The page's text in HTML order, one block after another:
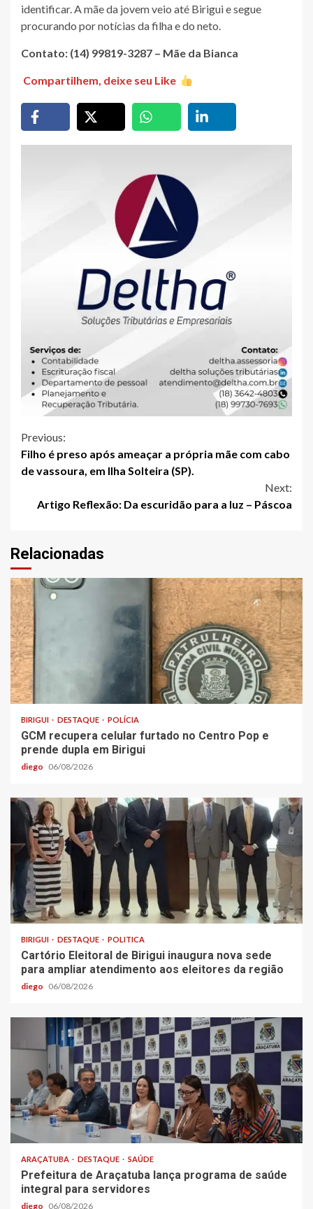
identificar. A mãe da jovem veio até Birigui e segue
procurando por notícias da filha e do neto.
Contato: (14) 99819-3287 – Mãe da Bianca
Compartilhem, deixe seu Like
Continue
Reading
Previous:
Filho é preso após ameaçar a própria mãe com cabo
de vassoura, em Ilha Solteira (SP).
Next:
Artigo Reflexão: Da escuridão para a luz – Páscoa
Relacionadas
BIRIGUI DESTAQUE POLÍCIA
GCM recupera celular furtado no Centro Pop e
prende dupla em Birigui
diego 06/08/2026
BIRIGUI DESTAQUE POLITICA
Cartório Eleitoral de Birigui inaugura nova sede
para ampliar atendimento aos eleitores da região
diego 06/08/2026
ARAÇATUBA DESTAQUE SAÚDE
Prefeitura de Araçatuba lança programa de saúde
integral para servidores
diego 06/08/2026